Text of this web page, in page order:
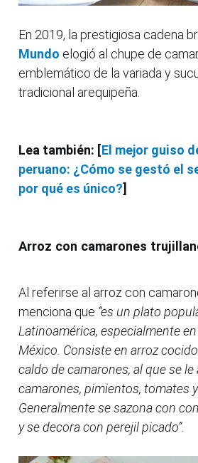
En 2019, la prestigiosa cadena
Mundo elogió al chupe de
emblemático de la variada y
tradicional arequipeña.
Lea también: [El mejor guiso
peruano: ¿Cómo se gestó el
por qué es único?]
Arroz con camarones
Al referirse al arroz con
menciona que “es un plato
Latinoamérica, especialmente
México. Consiste en arroz
caldo de camarones, al que se le
camarones, pimientos, tomates
Generalmente se sazona con
y se decora con perejil picado”.